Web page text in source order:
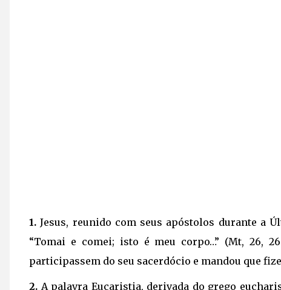
1. Jesus, reunido com seus apóstolos durante a
“Tomai e comei; isto é meu corpo…” (Mt, 26,
participassem do seu sacerdócio e mandou que
2. A palavra Eucaristia, derivada do grego